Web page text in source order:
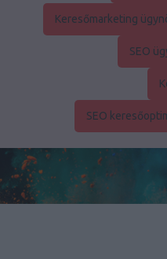
Keresőmarketing
SEO
SEO